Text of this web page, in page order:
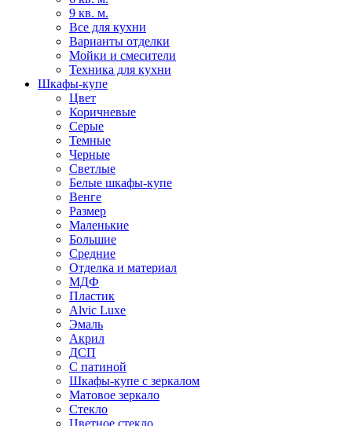
9 кв. м.
Все для кухни
Варианты отделки
Мойки и смесители
Техника для кухни
Шкафы-купе
Цвет
Коричневые
Серые
Темные
Черные
Светлые
Белые шкафы-купе
Венге
Размер
Маленькие
Большие
Средние
Отделка и материал
МДФ
Пластик
Alvic Luxe
Эмаль
Акрил
ДСП
С патиной
Шкафы-купе с зеркалом
Матовое зеркало
Стекло
Цветное стекло